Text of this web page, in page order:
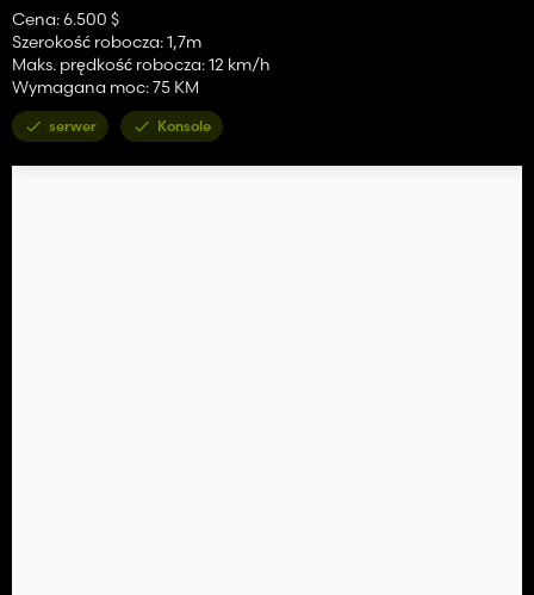
Cena: 6.500 $
Szerokość robocza: 1,7m
Maks. prędkość robocza: 12 km/h
Wymagana moc: 75 KM
serwer Konsole